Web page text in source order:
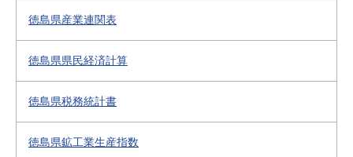
徳島県産業連関表
徳島県県民経済計算
徳島県税務統計書
徳島県鉱工業生産指数